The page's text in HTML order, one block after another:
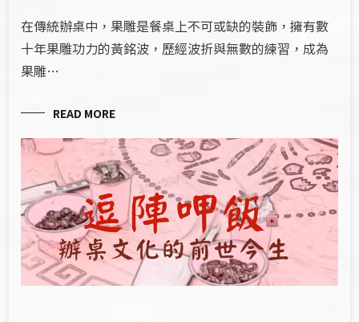
在傳統辦桌中，果雕是餐桌上不可或缺的裝飾，擁有數
十年果雕功力的黃銘波，歷經波折與無數的練習，成為
果雕…
READ MORE